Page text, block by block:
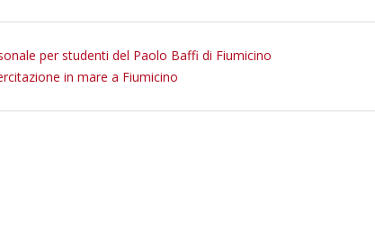
per studenti del Paolo Baffi di Fiumicino
in mare a Fiumicino